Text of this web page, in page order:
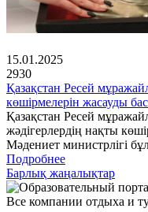
15.01.2025
2930
Қазақстан Ресей
көшірмелерін жасауды
Қазақстан Ресей
жәдігерлердің нақты
Мәдениет министрлігі
Подробнее
Барлық жаңалықтар
Все компании отдыха и